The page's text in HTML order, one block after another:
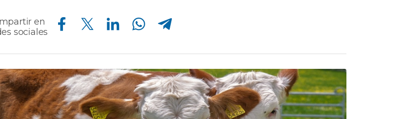
en
sociales
Compartir en Facebook Compartir en Twitter Compartir en Linkedin Compartir en Whatsapp Compartir en Telegram